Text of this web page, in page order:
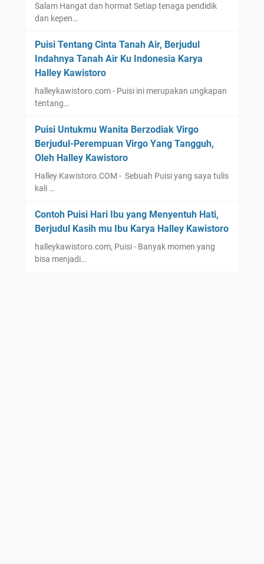
Salam Hangat dan hormat Setiap tenaga pendidik
dan kepen…
Puisi Tentang Cinta Tanah Air, Berjudul
Indahnya Tanah Air Ku Indonesia Karya
Halley Kawistoro
halleykawistoro.com - Puisi ini merupakan ungkapan
tentang…
Puisi Untukmu Wanita Berzodiak Virgo
Berjudul-Perempuan Virgo Yang Tangguh,
Oleh Halley Kawistoro
Halley Kawistoro.COM - Sebuah Puisi yang saya tulis
kali …
Contoh Puisi Hari Ibu yang Menyentuh Hati,
Berjudul Kasih mu Ibu Karya Halley Kawistoro
halleykawistoro.com, Puisi - Banyak momen yang
bisa menjadi…